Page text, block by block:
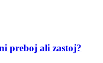
preboj ali zastoj?